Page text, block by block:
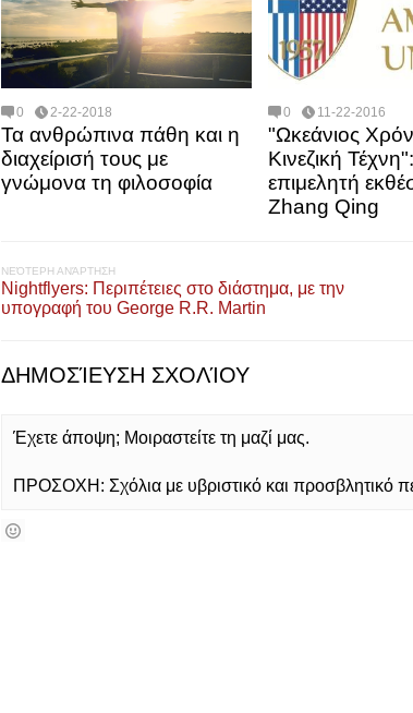
0 2-22-2018
Τα ανθρώπινα πάθη και η
διαχείρισή τους με
γνώμονα τη φιλοσοφία
0 11-22-2016
"Ωκεάνιος
Κινεζική
επιμελητή
Zhang Qing
ΝΕΌΤΕΡΗ ΑΝΆΡΤΗΣΗ
Nightflyers: Περιπέτειες στο διάστημα, με την
υπογραφή του George R.R. Martin
ΔΗΜΟΣΊΕΥΣΗ ΣΧΟΛΊΟΥ
Έχετε άποψη; Μοιραστείτε τη μαζί μας.
ΠΡΟΣΟΧΗ: Σχόλια με υβριστικό και προσβλητικό